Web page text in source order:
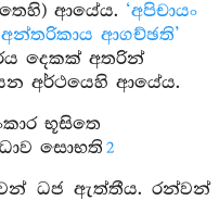
ආයේය. ‘අපිචායං
ආගච්ඡති’
දෙකක් අතරින්
අර්ථයෙහි ආයේය.
භූසිතෙ
සොභති 2
ධජ ඇත්තීය. රන්වන්